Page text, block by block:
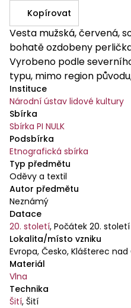
Kopírovat
Vesta mužská, červená,
bohatě ozdobeny
Vyrobeno podle
typu, mimo region
a perličky na okrajích
jednořadová, na břiše
légou, zadní díl
rozparky.
Instituce
Národní ústav lidové kultury
Sbírka
Sbírka PI NULK
Podsbírka
Etnografická sbírka
Typ předmětu
Oděvy a textil
Autor předmětu
Neznámý
Datace
20. století, Počátek 20. století
Lokalita/místo vzniku
Evropa, Česko, Klášterec nad
Materiál
Vlna
Technika
Šití, Šití